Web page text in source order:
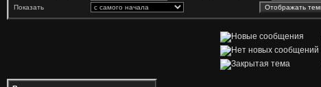
Показать